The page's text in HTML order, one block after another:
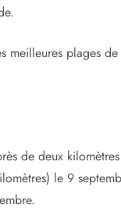
meilleures plages
de deux
le 9